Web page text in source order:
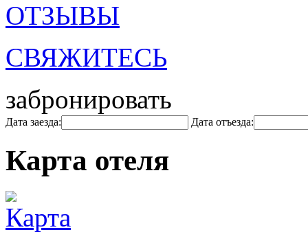
ОТЗЫВЫ
СВЯЖИТЕСЬ
забронировать
Дата заезда: Дата отъезда:
Карта отеля